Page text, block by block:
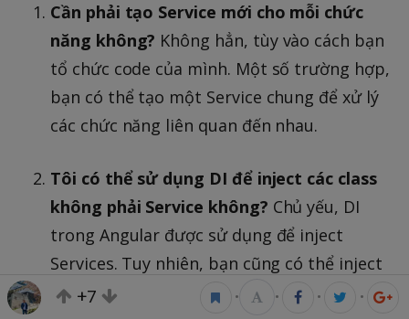
Cần phải tạo Service mới cho mỗi chức
năng không? Không hẳn, tùy vào cách bạn
tổ chức code của mình. Một số trường hợp,
bạn có thể tạo một Service chung để xử lý
các chức năng liên quan đến nhau.
Tôi có thể sử dụng DI để inject các class
không phải Service không? Chủ yếu, DI
trong Angular được sử dụng để inject
Services. Tuy nhiên, bạn cũng có thể inject
các class khác, miễn là chúng đã được đăng
+7 • • • •